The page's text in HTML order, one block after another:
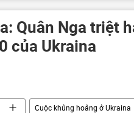
Quân Nga triệt
của Ukraina
Cuộc khủng hoảng ở Ukraina